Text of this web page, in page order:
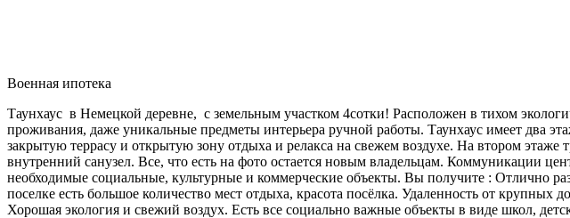
Военная ипотека
Таунхаус в Немецкой деревне, с земельным участком 4сотки! Расположен в тихом
проживания, даже уникальные предметы интерьера ручной работы. Таунхаус имеет два
закрытую террасу и открытую зону отдыха и релакса на свежем воздухе. На втором
внутренний санузел. Все, что есть на фото остается новым владельцам. Коммуникации
необходимые социальные, культурные и коммерческие объекты. Вы получите : Отлично
поселке есть большое количество мест отдыха, красота посёлка. Удаленность от
Хорошая экология и свежий воздух. Есть все социально важные объекты в виде школ,